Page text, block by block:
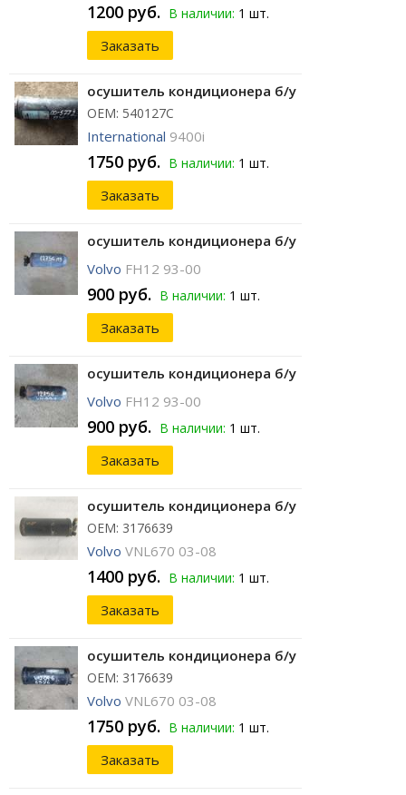
1200 руб. В наличии: 1 шт.
Заказать
осушитель кондиционера б/у
ОЕМ: 540127C
International 9400i
1750 руб. В наличии: 1 шт.
Заказать
осушитель кондиционера б/у
Volvo FH12 93-00
900 руб. В наличии: 1 шт.
Заказать
осушитель кондиционера б/у
Volvo FH12 93-00
900 руб. В наличии: 1 шт.
Заказать
осушитель кондиционера б/у
ОЕМ: 3176639
Volvo VNL670 03-08
1400 руб. В наличии: 1 шт.
Заказать
осушитель кондиционера б/у
ОЕМ: 3176639
Volvo VNL670 03-08
1750 руб. В наличии: 1 шт.
Заказать